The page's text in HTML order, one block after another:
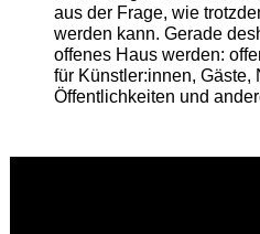
aus der Frage, wie
werden kann. Gerade
offenes Haus werden:
für Künstler:innen, Gäste,
Öffentlichkeiten und